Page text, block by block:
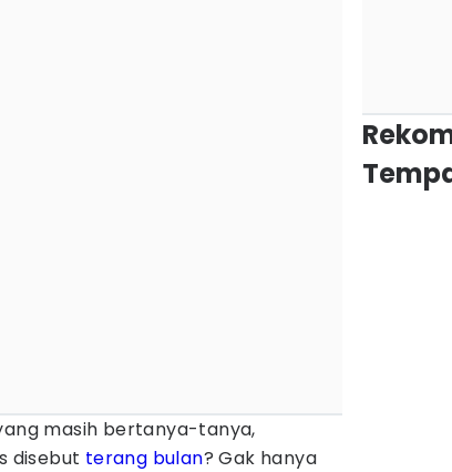
masih bertanya-tanya,
disebut terang bulan? Gak hanya